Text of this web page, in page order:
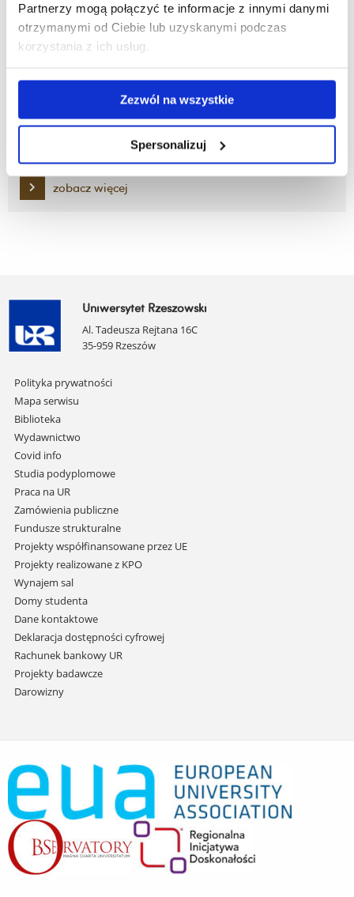
Partnerzy mogą połączyć te informacje z innymi danymi
otrzymanymi od Ciebie lub uzyskanymi podczas
korzystania z ich usług.
Zezwól na wszystkie
Spersonalizuj
Zajęcia praktyczne
zobacz więcej
Sylwetka absolwenta
zobacz więcej
Uniwersytet Rzeszowski
Al. Tadeusza Rejtana 16C
35-959 Rzeszów
Pomiń
nawigację
i
przejdź
do
treści
Polityka prywatności
Mapa serwisu
Biblioteka
Wydawnictwo
Covid info
Studia podyplomowe
Praca na UR
Zamówienia publiczne
Fundusze strukturalne
Projekty współfinansowane przez UE
Projekty realizowane z KPO
Wynajem sal
Domy studenta
Dane kontaktowe
Deklaracja dostępności cyfrowej
Rachunek bankowy UR
Projekty badawcze
Darowizny